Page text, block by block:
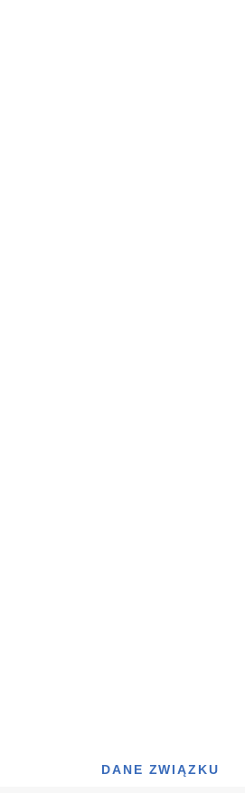
DANE ZWIĄZKU